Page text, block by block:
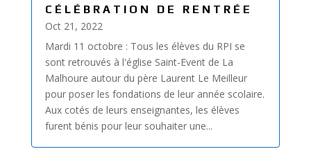
CÉLÉBRATION DE RENTRÉE
Oct 21, 2022
Mardi 11 octobre : Tous les élèves du RPI se
sont retrouvés à l'église Saint-Event de La
Malhoure autour du père Laurent Le Meilleur
pour poser les fondations de leur année scolaire.
Aux cotés de leurs enseignantes, les élèves
furent bénis pour leur souhaiter une...